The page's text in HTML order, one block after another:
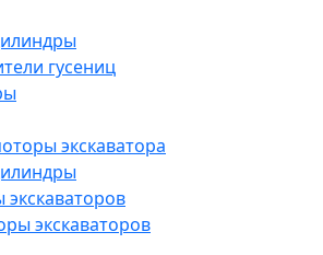
гусениц
экскаватора
экскаваторов